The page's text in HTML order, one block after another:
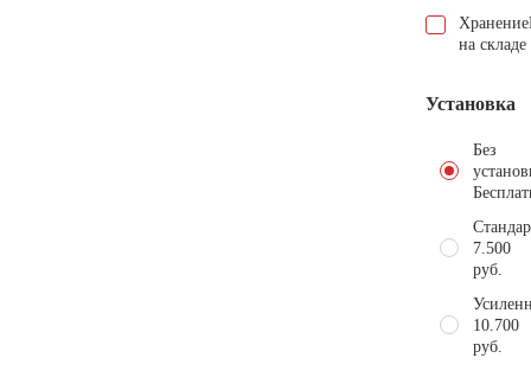
Хранение
на складе
Установка
Без
7.500
руб.
10.700
руб.